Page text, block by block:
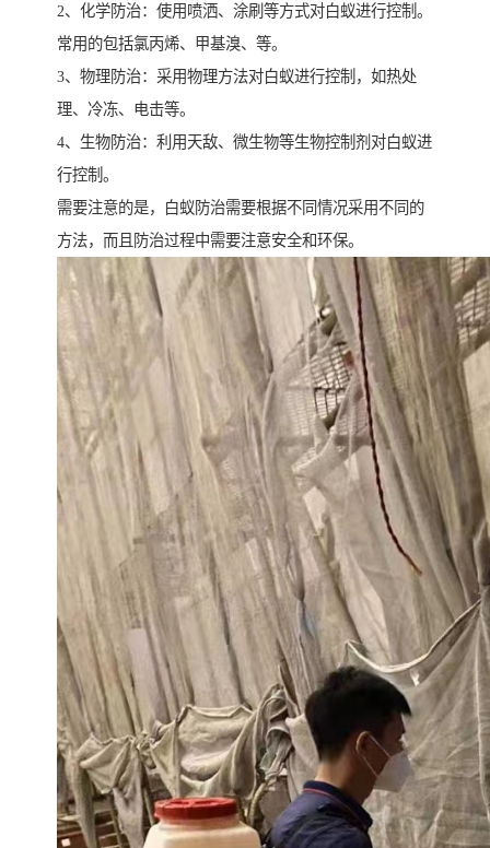
2、化学防治：使用喷洒、涂刷等方式对白蚁进行控制。
常用的包括氯丙烯、甲基溴、等。
3、物理防治：采用物理方法对白蚁进行控制，如热处
理、冷冻、电击等。
4、生物防治：利用天敌、微生物等生物控制剂对白蚁进
行控制。
需要注意的是，白蚁防治需要根据不同情况采用不同的
方法，而且防治过程中需要注意安全和环保。